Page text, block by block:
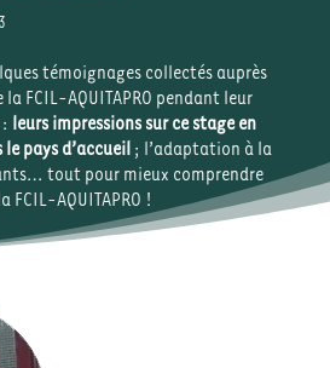
témoignages collectés auprès
FCIL-AQUITAPRO pendant leur
leurs impressions sur ce stage en
pays d’accueil; l’adaptation à la
tout pour mieux comprendre
AQUITAPRO !